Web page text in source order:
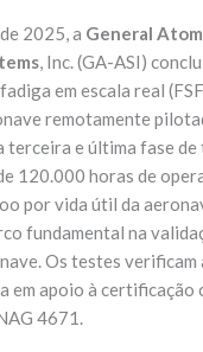
2025, a General
, Inc. (GA-ASI)
em escala real
remotamente
terceira e última fase de
120.000 horas de
por vida útil da
fundamental na
Os testes verificam
em apoio à certificação
4671.